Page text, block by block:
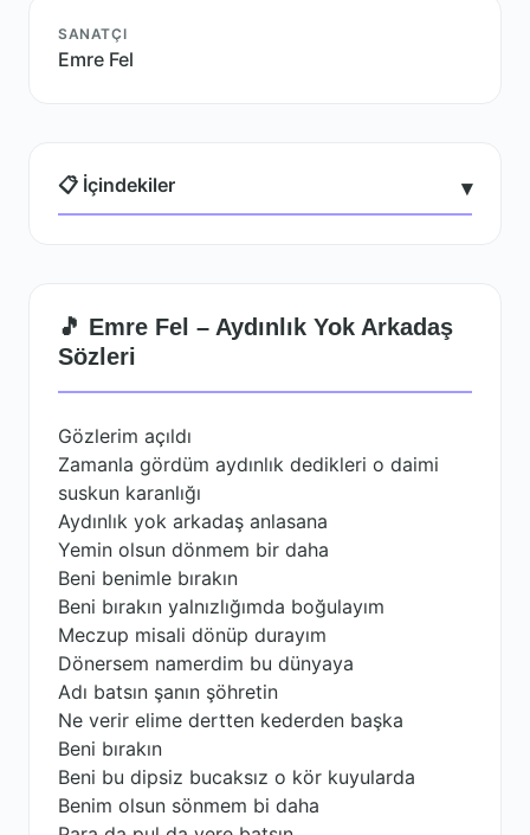
SANATÇI
Emre Fel
📋 İçindekiler ▾
🎵 Emre Fel – Aydınlık Yok Arkadaş
Sözleri
Gözlerim açıldı
Zamanla gördüm aydınlık dedikleri o daimi
suskun karanlığı
Aydınlık yok arkadaş anlasana
Yemin olsun dönmem bir daha
Beni benimle bırakın
Beni bırakın yalnızlığımda boğulayım
Meczup misali dönüp durayım
Dönersem namerdim bu dünyaya
Adı batsın şanın şöhretin
Ne verir elime dertten kederden başka
Beni bırakın
Beni bu dipsiz bucaksız o kör kuyularda
Benim olsun sönmem bi daha